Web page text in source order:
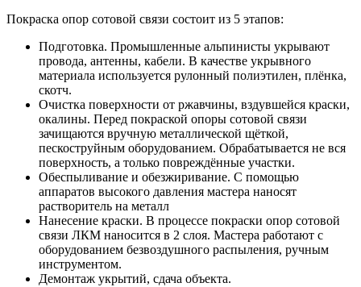
Покраска опор сотовой связи состоит из 5 этапов:
Подготовка. Промышленные альпинисты укрывают
провода, антенны, кабели. В качестве укрывного
материала используется рулонный полиэтилен, плёнка,
скотч.
Очистка поверхности от ржавчины, вздувшейся краски,
окалины. Перед покраской опоры сотовой связи
зачищаются вручную металлической щёткой,
пескоструйным оборудованием. Обрабатывается не вся
поверхность, а только повреждённые участки.
Обеспыливание и обезжиривание. С помощью
аппаратов высокого давления мастера наносят
растворитель на металл
Нанесение краски. В процессе покраски опор сотовой
связи ЛКМ наносится в 2 слоя. Мастера работают с
оборудованием безвоздушного распыления, ручным
инструментом.
Демонтаж укрытий, сдача объекта.